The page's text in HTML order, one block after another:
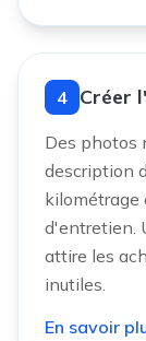
4 Créer
Des photos
description
kilométrage
d'entretien.
attire les
inutiles.
En savoir